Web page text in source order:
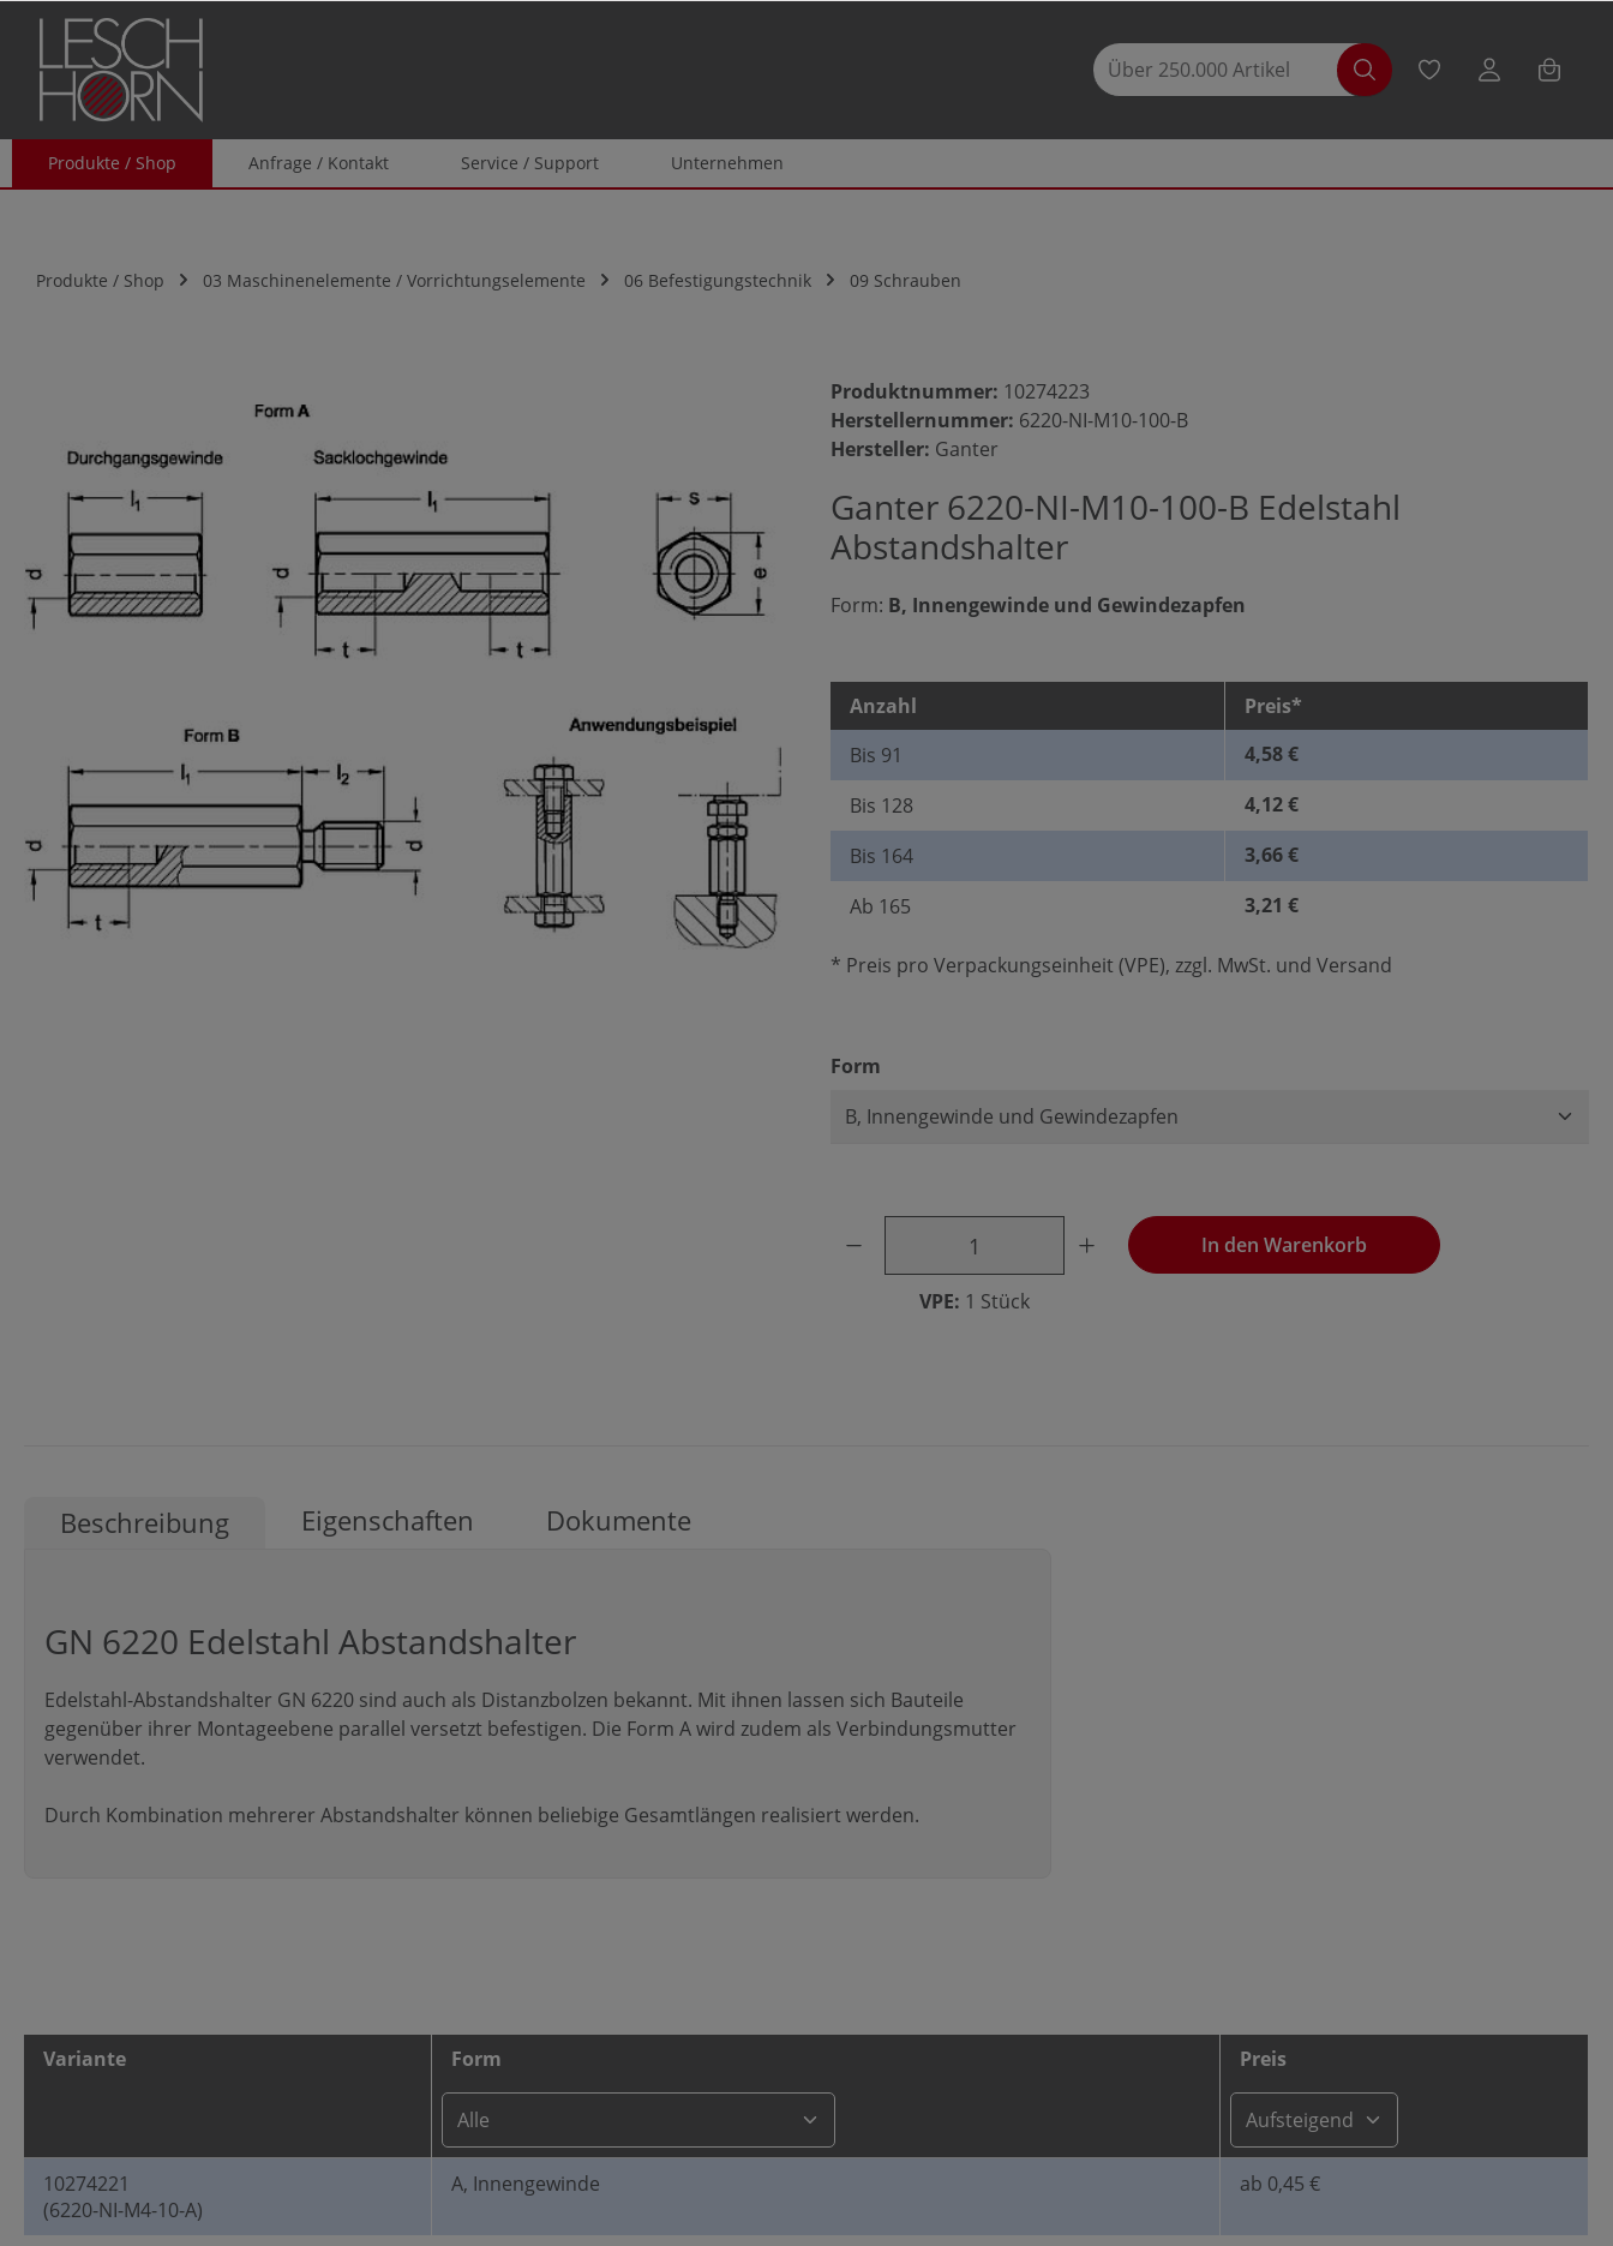
Zur Hauptnavigation springen
Produkte / Shop Anfrage / Kontakt Service / Support Unternehmen
Produkte / Shop 03 Maschinenelemente / Vorrichtungselemente 06 Befestigungstechnik 09 Schrauben
Produktnummer: 10274223
Herstellernummer: 6220-NI-M10-100-B
Hersteller: Ganter
Ganter 6220-NI-M10-100-B Edelstahl
Abstandshalter
Form: B, Innengewinde und Gewindezapfen
Anzahl
Preis*
Bis 91
4,58 €
Bis 128
4,12 €
Bis 164
3,66 €
Ab 165 3,21 €
* Preis pro Verpackungseinheit (VPE), zzgl. MwSt. und Versand
Form
Produkt Anzahl: Gib den gewünschten Wert ein oder benutze die Schaltflächen, um
VPE: 1 Stück
In den Warenkorb
Beschreibung Eigenschaften Dokumente
GN 6220 Edelstahl Abstandshalter
Edelstahl-Abstandshalter GN 6220 sind auch als Distanzbolzen bekannt. Mit ihnen lassen sich Bauteile
gegenüber ihrer Montageebene parallel versetzt befestigen. Die Form A wird zudem als Verbindungsmutter
verwendet.
Durch Kombination mehrerer Abstandshalter können beliebige Gesamtlängen realisiert werden.
Variante Form Preis
10274221
(6220-NI-M4-10-A)
A, Innengewinde ab 0,45 €